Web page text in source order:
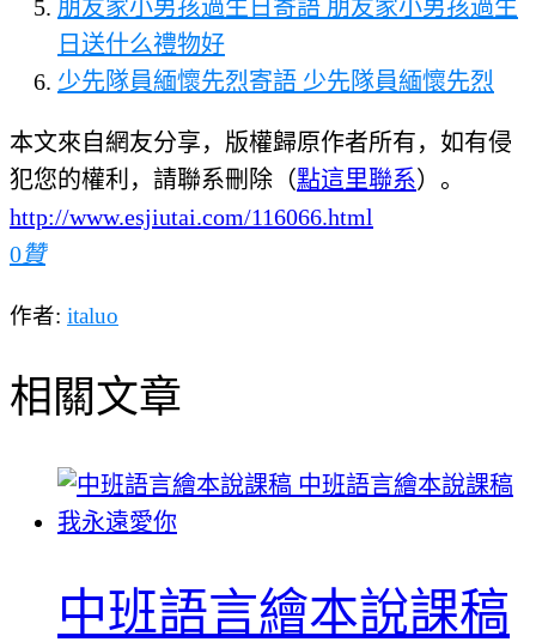
朋友家小男孩過生日寄語 朋友家小男孩過生
日送什么禮物好
少先隊員緬懷先烈寄語 少先隊員緬懷先烈
本文來自網友分享，版權歸原作者所有，如有侵
犯您的權利，請聯系刪除（點這里聯系）。
http://www.esjiutai.com/116066.html
0贊
作者: italuo
相關文章
中班語言繪本說課稿